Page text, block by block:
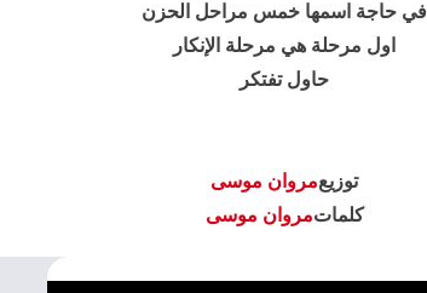
في حاجة اسمها خمس مراحل الحزن
اول مرحلة هي مرحلة الإنكار
حاول تفتكر
توزيعمروان موسى
كلماتمروان موسى